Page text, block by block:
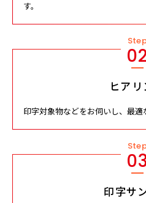
す。
ヒア
印字対象物などをお伺いし、最適
印字サ